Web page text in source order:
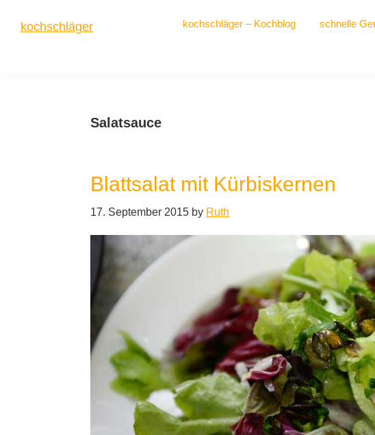
Hauptnavigation
Inhalt
Seitenspalte
kochschläger kochschläger – Kochblog schnelle
Salatsauce
Blattsalat mit Kürbiskernen
17. September 2015 by Ruth